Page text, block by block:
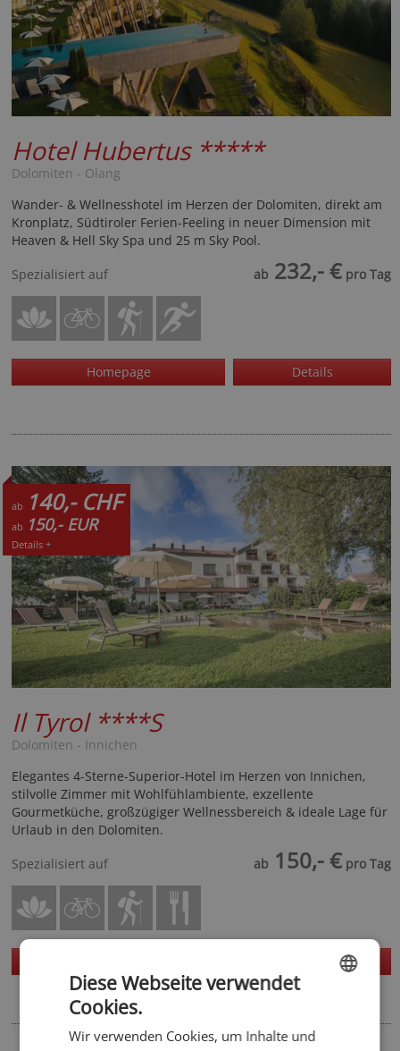
Hotel Hubertus *****
Dolomiten - Olang
Wander- & Wellnesshotel im Herzen der Dolomiten, direkt am
Kronplatz, Südtiroler Ferien-Feeling in neuer Dimension mit
Heaven & Hell Sky Spa und 25 m Sky Pool.
Spezialisiert auf
ab 232,- € pro Tag
Homepage Details
ab 140,- CHF
ab 150,- EUR
Details +
Il Tyrol ****S
Dolomiten - Innichen
Elegantes 4-Sterne-Superior-Hotel im Herzen von Innichen,
stilvolle Zimmer mit Wohlfühlambiente, exzellente
Gourmetküche, großzügiger Wellnessbereich & ideale Lage für
Urlaub in den Dolomiten.
Spezialisiert auf
ab 150,- € pro Tag
GERMAN
Diese Webseite verwendet
Cookies.
Wir verwenden Cookies, um Inhalte und